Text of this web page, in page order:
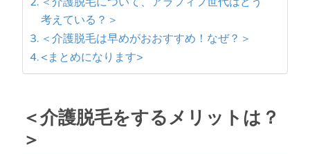
考えている？＞
＜介護脱毛は早めがおおすすめ！なぜ？＞
<まとめになります>
＜介護脱毛をするメリットは？
＞